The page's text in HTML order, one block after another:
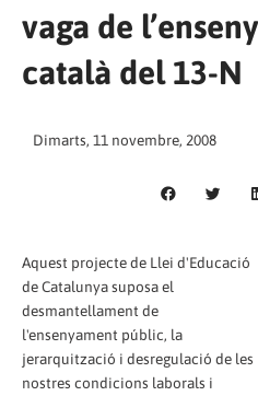
vaga de
català del 13-N
Dimarts, 11 novembre, 2008
Aquest projecte de Llei d'Educació
de Catalunya suposa el
desmantellament de
l'ensenyament públic, la
jerarquització i desregulació de les
nostres condicions laborals i